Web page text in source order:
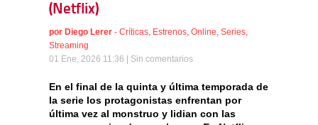
(Netflix)
por Diego Lerer - Críticas, Estrenos, Online, Series,
Streaming
01 Ene, 2026 11:36 | Sin comentarios
En el final de la quinta y última temporada de
la serie los protagonistas enfrentan por
última vez al monstruo y lidian con las